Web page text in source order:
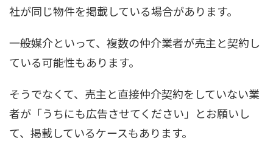
社が同じ物件を掲載している場合があります。
一般媒介といって、複数の仲介業者が売主と契約し
ている可能性もあります。
そうでなくて、売主と直接仲介契約をしていない業
者が「うちにも広告させてください」とお願いし
て、掲載しているケースもあります。